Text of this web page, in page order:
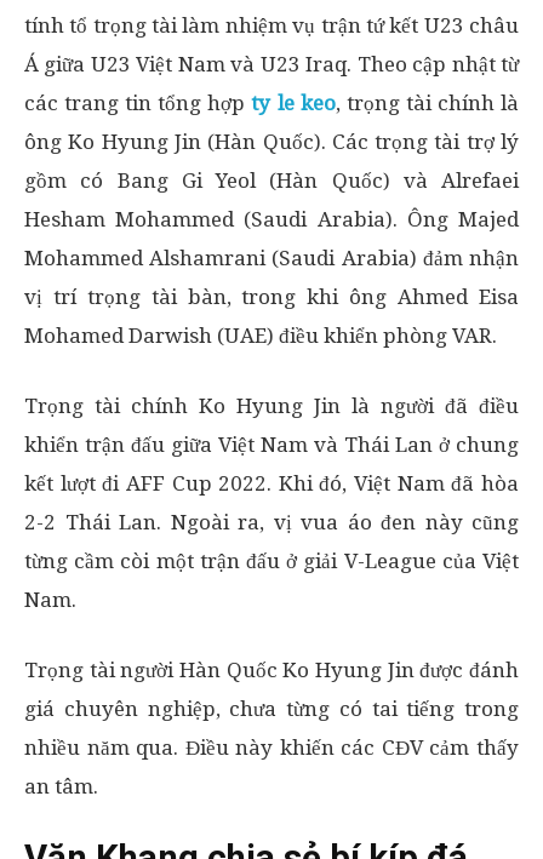
tính tổ trọng tài làm nhiệm vụ trận tứ kết U23 châu
Á giữa U23 Việt Nam và U23 Iraq. Theo cập nhật từ
các trang tin tổng hợpty le keo, trọng tài chính là
ông Ko Hyung Jin (Hàn Quốc). Các trọng tài trợ lý
gồm có Bang Gi Yeol (Hàn Quốc) và Alrefaei
Hesham Mohammed (Saudi Arabia). Ông Majed
Mohammed Alshamrani (Saudi Arabia) đảm nhận
vị trí trọng tài bàn, trong khi ông Ahmed Eisa
Mohamed Darwish (UAE) điều khiển phòng VAR.
Trọng tài chính Ko Hyung Jin là người đã điều
khiển trận đấu giữa Việt Nam và Thái Lan ở chung
kết lượt đi AFF Cup 2022. Khi đó, Việt Nam đã hòa
2-2 Thái Lan. Ngoài ra, vị vua áo đen này cũng
từng cầm còi một trận đấu ở giải V-League của Việt
Nam.
Trọng tài người Hàn Quốc Ko Hyung Jin được đánh
giá chuyên nghiệp, chưa từng có tai tiếng trong
nhiều năm qua. Điều này khiến các CĐV cảm thấy
an tâm.